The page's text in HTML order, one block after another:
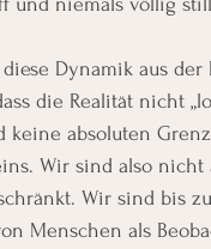
Dynamik aus der
die Realität nicht
keine absoluten
Wir sind also
Wir sind bis
Menschen als